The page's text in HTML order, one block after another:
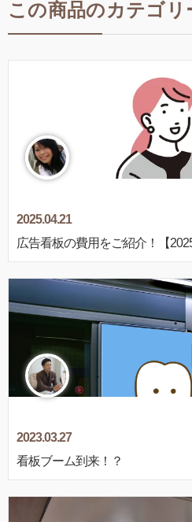
この商品のカテゴリ
2025.04.21
広告看板の費用をご紹介！【
2023.03.27
看板ブーム到来！？